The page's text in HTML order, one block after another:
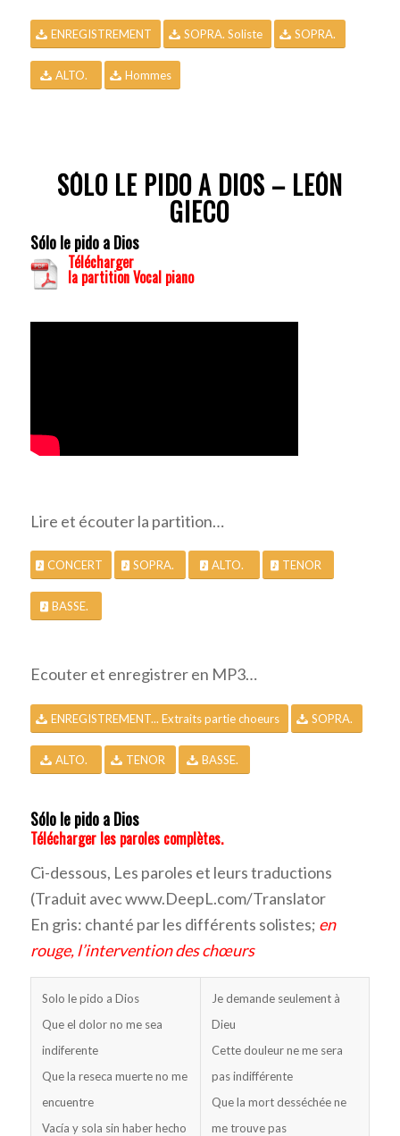
ENREGISTREMENT SOPRA. Soliste SOPRA.
ALTO. Hommes
SÓLO LE PIDO A DIOS – LEÓN
GIECO
Sólo le pido a Dios
Télécharger
la partition Vocal piano
Lire et écouter la partition…
CONCERT SOPRA. ALTO. TENOR
BASSE.
Ecouter et enregistrer en MP3…
ENREGISTREMENT... Extraits partie choeurs SOPRA.
ALTO. TENOR BASSE.
Sólo le pido a Dios
Télécharger les paroles complètes.
Ci-dessous, Les paroles et leurs traductions
(Traduit avec www.DeepL.com/Translator
En gris: chanté par les différents solistes; en
rouge, l’intervention des chœurs
Solo le pido a Dios
Que el dolor no me sea
indiferente
Que la reseca muerte no me
encuentre
Vacía y sola sin haber hecho
Je demande seulement à
Dieu
Cette douleur ne me sera
pas indifférente
Que la mort desséchée ne
me trouve pas